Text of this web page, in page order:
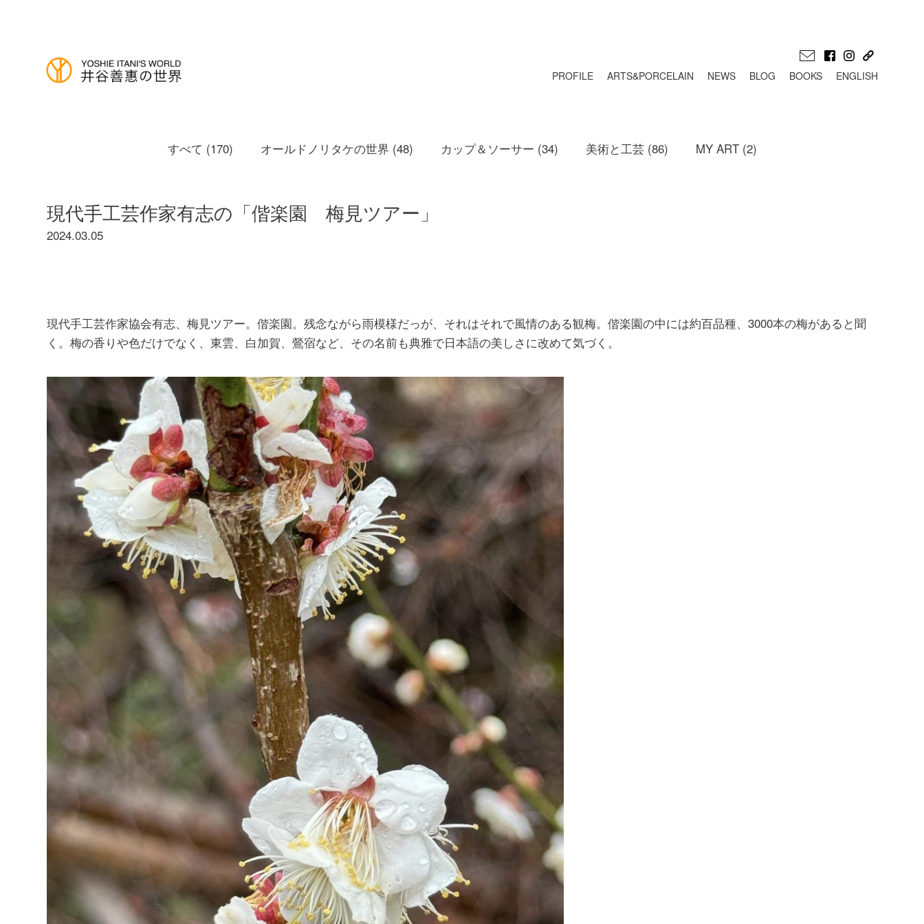
PROFILE ARTS&PORCELAIN NEWS BLOG BOOKS ENGLISH
すべて (170) オールドノリタケの世界 (48) カップ＆ソーサー (34) 美術と工芸 (86) MY ART (2)
現代手工芸作家有志の「偕楽園 梅見ツアー」
2024.03.05
現代手工芸作家協会有志、梅見ツアー。偕楽園。残念ながら雨模様だっが、それはそれで風情のある観梅。偕楽園の中には約百品種、3000本の梅があると聞
く。梅の香りや色だけでなく、東雲、白加賀、鶯宿など、その名前も典雅で日本語の美しさに改めて気づく。